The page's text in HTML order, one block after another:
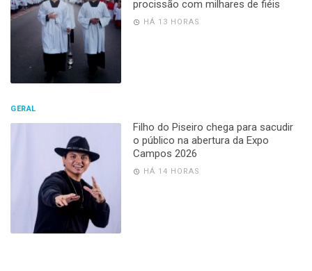
procissão com milhares de fiéis
HÁ 13 HORAS
GERAL
Filho do Piseiro chega para sacudir
o público na abertura da Expo
Campos 2026
HÁ 14 HORAS